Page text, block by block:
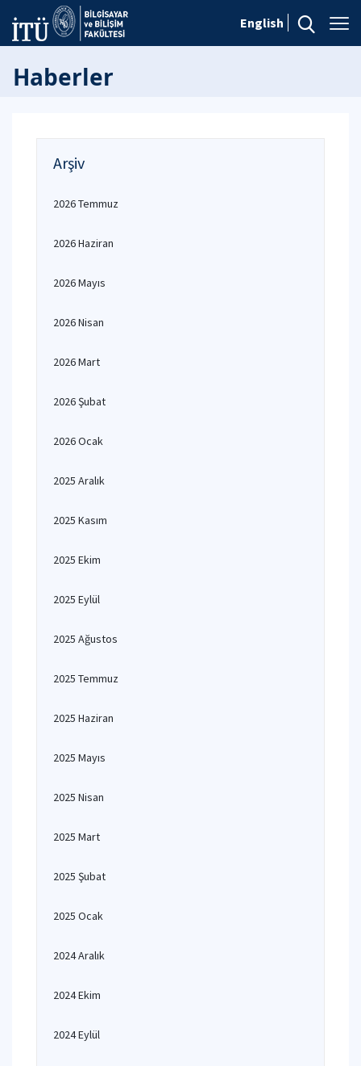
English
Haberler
Arşiv
2026 Temmuz
2026 Haziran
2026 Mayıs
2026 Nisan
2026 Mart
2026 Şubat
2026 Ocak
2025 Aralık
2025 Kasım
2025 Ekim
2025 Eylül
2025 Ağustos
2025 Temmuz
2025 Haziran
2025 Mayıs
2025 Nisan
2025 Mart
2025 Şubat
2025 Ocak
2024 Aralık
2024 Ekim
2024 Eylül